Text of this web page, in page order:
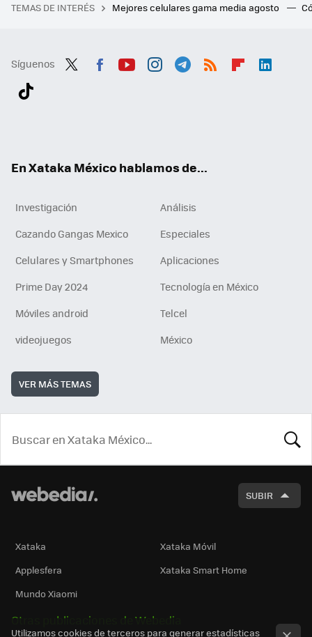
TEMAS DE INTERÉS Mejores celulares gama media agosto
Síguenos
En Xataka México hablamos de...
Investigación
Análisis
Cazando Gangas Mexico
Especiales
Celulares y Smartphones
Aplicaciones
Prime Day 2024
Tecnología en México
Móviles android
Telcel
videojuegos
México
VER MÁS TEMAS
SUBIR
Xataka
Xataka Móvil
Applesfera
Xataka Smart Home
Mundo Xiaomi
Otras publicaciones de Webedia
Utilizamos cookies de terceros para generar estadísticas